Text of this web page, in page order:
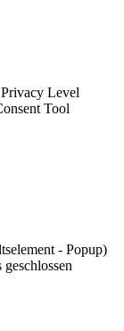
Level
Tool
- Popup)